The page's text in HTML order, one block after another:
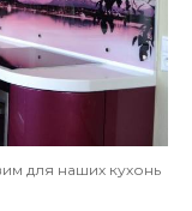
для наших кухонь